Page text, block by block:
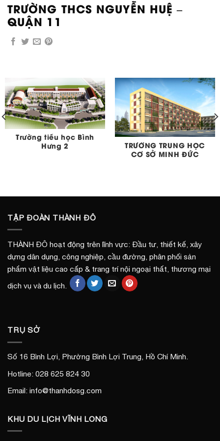
TRƯỜNG THCS NGUYỄN HUỆ –
QUẬN 11
Trường tiểu học Bình
Hưng 2
TRƯỜNG TRUNG HỌC
CƠ SỞ MINH ĐỨC
TẬP ĐOÀN THÀNH ĐÔ
THÀNH ĐÔ hoạt động trên lĩnh vực: Đầu tư, thiết kế, xây
dựng dân dụng, công nghiệp, cầu đường, phân phối sản
phẩm vật liệu cao cấp & trang trí nội ngoại thất, thương mại
dịch vụ và du lịch.
TRỤ SỞ
Số 16 Bình Lợi, Phường Bình Lợi Trung, Hồ Chí Minh.
Hotline: 028 625 824 30
Email: info@thanhdosg.com
KHU DU LỊCH VĨNH LONG